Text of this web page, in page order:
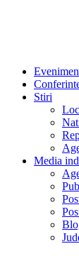
Stiri
Media